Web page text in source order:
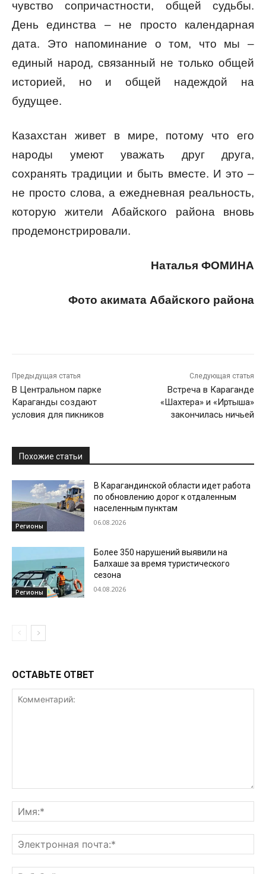
чувство сопричастности, общей судьбы.
День единства – не просто календарная
дата. Это напоминание о том, что мы –
единый народ, связанный не только общей
историей, но и общей надеждой на
будущее.
Казахстан живет в мире, потому что его
народы умеют уважать друг друга,
сохранять традиции и быть вместе. И это –
не просто слова, а ежедневная реальность,
которую жители Абайского района вновь
продемонстрировали.
Наталья ФОМИНА
Фото акимата Абайского района
Предыдущая статья
В Центральном парке
Караганды создают
условия для пикников
Следующая статья
Встреча в Караганде
«Шахтера» и «Иртыша»
закончилась ничьей
Похожие статьи
Регионы
В Карагандинской области идет работа
по обновлению дорог к отдаленным
населенным пунктам
06.08.2026
Регионы
Более 350 нарушений выявили на
Балхаше за время туристического
сезона
04.08.2026
ОСТАВЬТЕ ОТВЕТ